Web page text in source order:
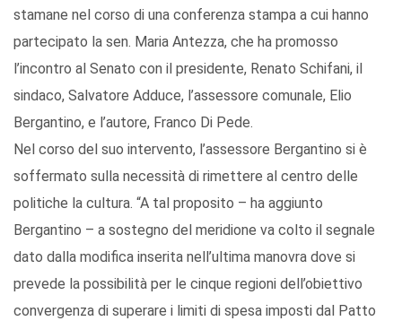
stamane nel corso di una conferenza stampa a cui hanno
partecipato la sen. Maria Antezza, che ha promosso
l’incontro al Senato con il presidente, Renato Schifani, il
sindaco, Salvatore Adduce, l’assessore comunale, Elio
Bergantino, e l’autore, Franco Di Pede.
Nel corso del suo intervento, l’assessore Bergantino si è
soffermato sulla necessità di rimettere al centro delle
politiche la cultura. “A tal proposito – ha aggiunto
Bergantino – a sostegno del meridione va colto il segnale
dato dalla modifica inserita nell’ultima manovra dove si
prevede la possibilità per le cinque regioni dell’obiettivo
convergenza di superare i limiti di spesa imposti dal Patto